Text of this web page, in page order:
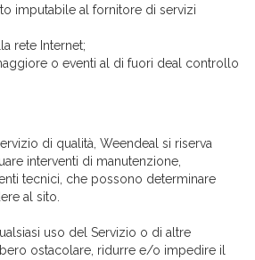
imputabile al fornitore di servizi
rete Internet;
o eventi al di fuori deal controllo
di qualità, Weendeal si riserva
interventi di manutenzione,
tecnici, che possono determinare
al sito.
uso del Servizio o di altre
ostacolare, ridurre e/o impedire il